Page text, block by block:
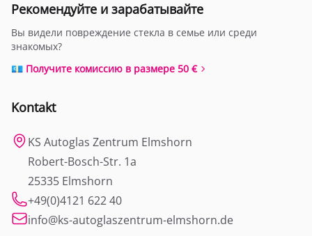
Рекомендуйте и зарабатывайте
Вы видели повреждение стекла в семье или среди
знакомых?
💶 Получите комиссию в размере 50 €
Kontakt
KS Autoglas Zentrum Elmshorn
Robert-Bosch-Str. 1a
25335 Elmshorn
+49(0)4121 622 40
info@ks-autoglaszentrum-elmshorn.de